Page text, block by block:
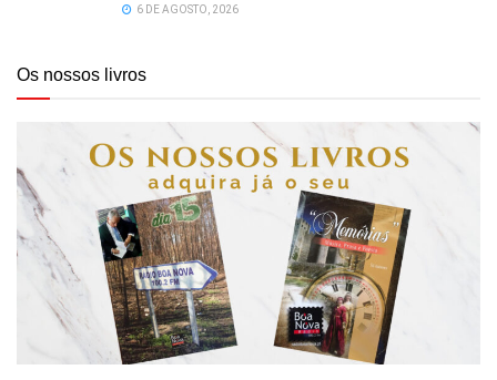
6 DE AGOSTO, 2026
Os nossos livros